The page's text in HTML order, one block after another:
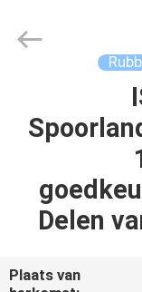
ONGEVEER
Ltd..
Delen
Plaats van